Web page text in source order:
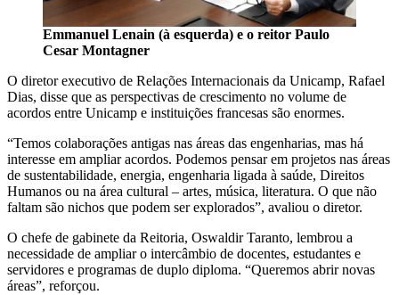
Emmanuel Lenain (à esquerda) e o reitor Paulo
Cesar Montagner
O diretor executivo de Relações Internacionais da Unicamp, Rafael
Dias, disse que as perspectivas de crescimento no volume de
acordos entre Unicamp e instituições francesas são enormes.
“Temos colaborações antigas nas áreas das engenharias, mas há
interesse em ampliar acordos. Podemos pensar em projetos nas áreas
de sustentabilidade, energia, engenharia ligada à saúde, Direitos
Humanos ou na área cultural – artes, música, literatura. O que não
faltam são nichos que podem ser explorados”, avaliou o diretor.
O chefe de gabinete da Reitoria, Oswaldir Taranto, lembrou a
necessidade de ampliar o intercâmbio de docentes, estudantes e
servidores e programas de duplo diploma. “Queremos abrir novas
áreas”, reforçou.